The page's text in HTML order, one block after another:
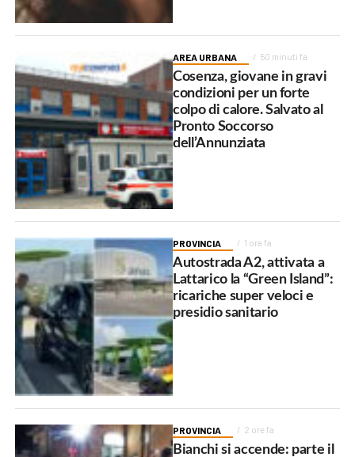
AREA URBANA 50 minuti fa
Cosenza, giovane in gravi
condizioni per un forte
colpo di calore. Salvato al
Pronto Soccorso
dell’Annunziata
PROVINCIA 1 ora fa
Autostrada A2, attivata a
Lattarico la “Green Island”:
ricariche super veloci e
presidio sanitario
PROVINCIA 2 ore fa
Bianchi si accende: parte il